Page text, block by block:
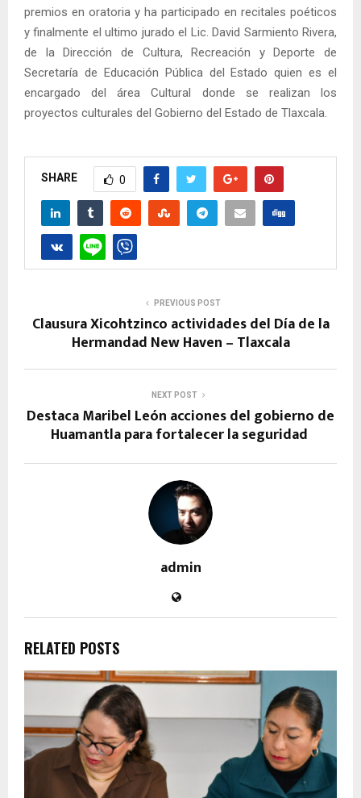
premios en oratoria y ha participado en recitales poéticos
y finalmente el ultimo jurado el Lic. David Sarmiento Rivera,
de la Dirección de Cultura, Recreación y Deporte de
Secretaría de Educación Pública del Estado quien es el
encargado del área Cultural donde se realizan los
proyectos culturales del Gobierno del Estado de Tlaxcala.
SHARE 0
PREVIOUS POST
Clausura Xicohtzinco actividades del Día de la
Hermandad New Haven – Tlaxcala
NEXT POST
Destaca Maribel León acciones del gobierno de
Huamantla para fortalecer la seguridad
admin
RELATED POSTS